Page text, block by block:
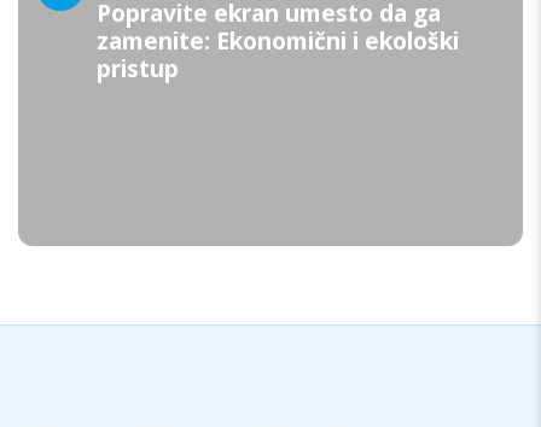
Popravite ekran umesto da ga
zamenite: Ekonomični i ekološki
pristup